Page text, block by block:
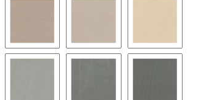
BC46 BC47 BC48